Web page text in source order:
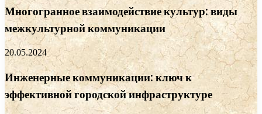
Многогранное взаимодействие культур: виды
межкультурной коммуникации
20.05.2024
Инженерные коммуникации: ключ к
эффективной городской инфраструктуре